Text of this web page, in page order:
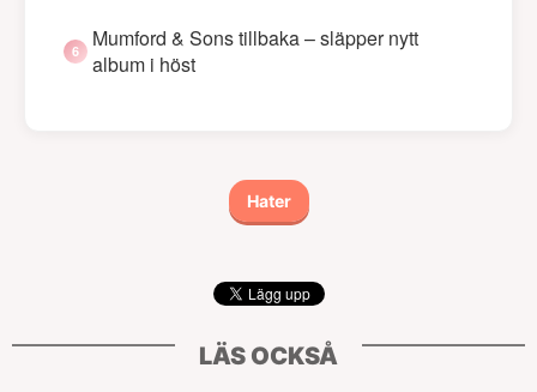
Mumford & Sons tillbaka – släpper nytt
album i höst
Hater
LÄS OCKSÅ